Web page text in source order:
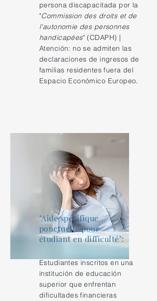
persona discapacitada por la
"Commission des droits et de
l'autonomie des personnes
handicapées" (CDAPH) |
Atención: no se admiten las
declaraciones de ingresos de
familias residentes fuera del
Espacio Económico Europeo.
"Aide spécifique
ponctuelle pour
étudiant en difficulté":
Estudiantes inscritos en una
institución de educación
superior que enfrentan
dificultades financieras